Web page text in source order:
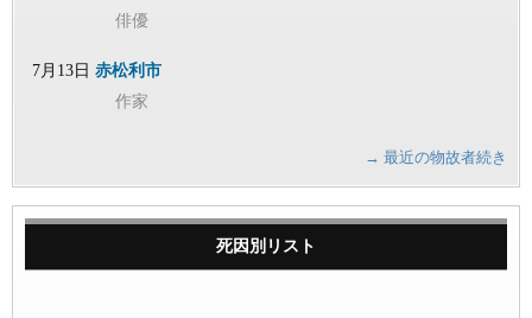
俳優
7月13日 赤松利市
作家
→ 最近の物故者続き
死因別リスト